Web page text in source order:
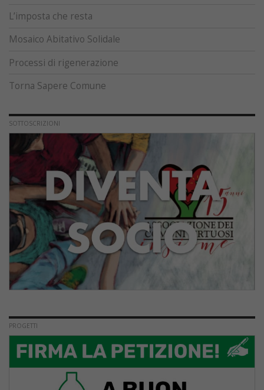
L’imposta che resta
Mosaico Abitativo Solidale
Processi di rigenerazione
Torna Sapere Comune
SOTTOSCRIZIONI
PROGETTI